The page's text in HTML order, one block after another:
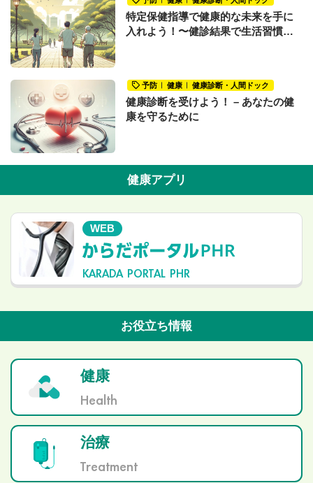
特定保健指導で健康的な未来を手に
入れよう！〜健診結果で生活習慣の
予防 健康 健康診断・人間ドック
健康診断を受けよう！ – あなたの健
康を守るために
健康アプリ
WEB
KARADA PORTAL PHR
お役立ち情報
健康
Health
治療
Treatment